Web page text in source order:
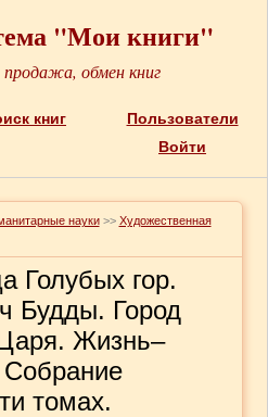
"Мои книги"
продажа, обмен книг
книг
Пользователи
Войти
науки >> Художественная
Голубых гор.
Будды. Город
Жизнь–
томах.